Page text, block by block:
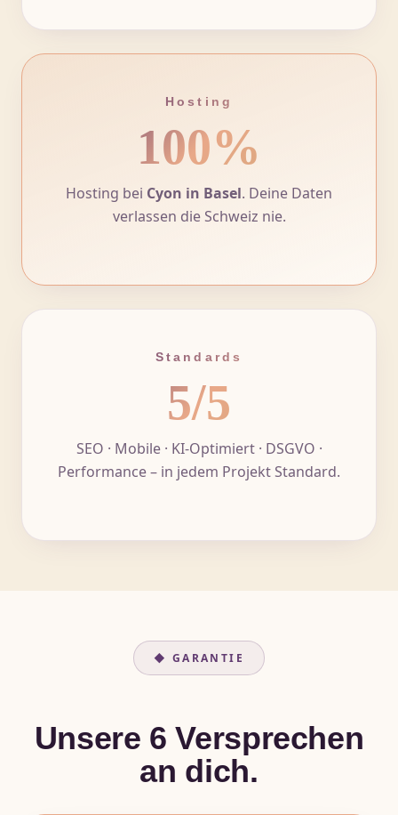
Hosting
100%
Hosting bei Cyon in Basel. Deine Daten
verlassen die Schweiz nie.
Standards
5/5
SEO · Mobile · KI-Optimiert · DSGVO ·
Performance – in jedem Projekt Standard.
◆ GARANTIE
Unsere 6 Versprechen
an dich.